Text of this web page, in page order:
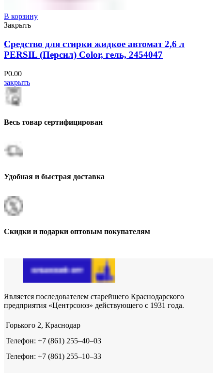
В корзину
Закрыть
Средство для стирки жидкое автомат 2,6 л
PERSIL (Персил) Color, гель, 2454047
Р0.00
закрыть
Весь товар сертифицирован
Удобная и быстрая доставка
Скидки и подарки оптовым покупателям
Является последователем старейшего Краснодарского
предприятия «Центрсоюз» действующего с 1931 года.
Горького 2, Краснодар
Телефон: +7 (861) 255‒40‒03
Телефон: +7 (861) 255‒10‒33